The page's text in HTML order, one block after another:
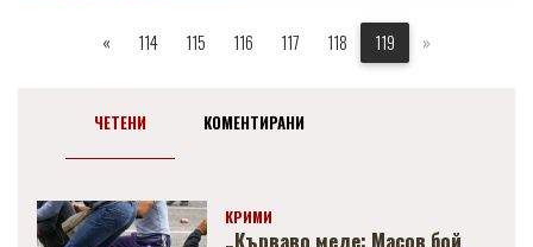
« 114 115 116 117 118 119 »
ЧЕТЕНИ КОМЕНТИРАНИ
КРИМИ
„Кърваво меле: Масов бой